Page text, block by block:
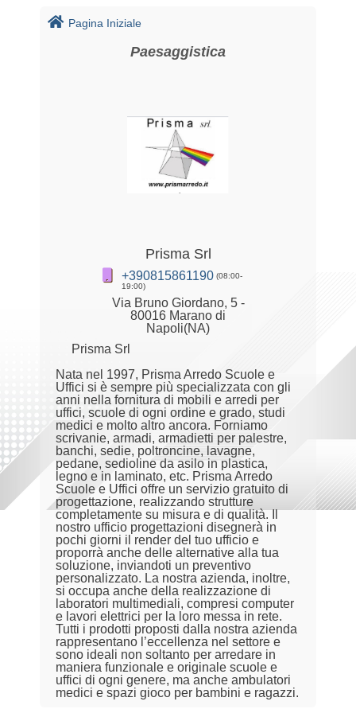
Pagina Iniziale
Paesaggistica
Prisma Srl
+390815861190 (08:00-
19:00)
Via Bruno Giordano, 5 -
80016 Marano di
Napoli(NA)
Prisma Srl
Nata nel 1997, Prisma Arredo Scuole e
Uffici si è sempre più specializzata con gli
anni nella fornitura di mobili e arredi per
uffici, scuole di ogni ordine e grado, studi
medici e molto altro ancora. Forniamo
scrivanie, armadi, armadietti per palestre,
banchi, sedie, poltroncine, lavagne,
pedane, sedioline da asilo in plastica,
legno e in laminato, etc. Prisma Arredo
Scuole e Uffici offre un servizio gratuito di
progettazione, realizzando strutture
completamente su misura e di qualità. Il
nostro ufficio progettazioni disegnerà in
pochi giorni il render del tuo ufficio e
proporrà anche delle alternative alla tua
soluzione, inviandoti un preventivo
personalizzato. La nostra azienda, inoltre,
si occupa anche della realizzazione di
laboratori multimediali, compresi computer
e lavori elettrici per la loro messa in rete.
Tutti i prodotti proposti dalla nostra azienda
rappresentano l’eccellenza nel settore e
sono ideali non soltanto per arredare in
maniera funzionale e originale scuole e
uffici di ogni genere, ma anche ambulatori
medici e spazi gioco per bambini e ragazzi.